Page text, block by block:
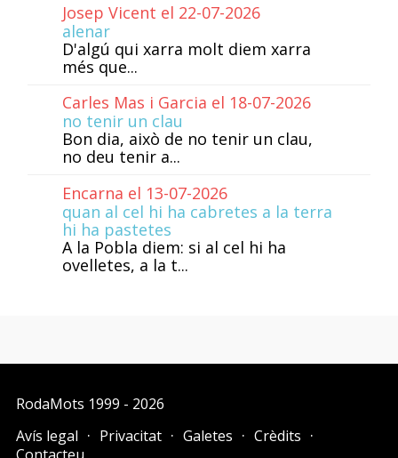
Josep Vicent el 22-07-2026
alenar
D'algú qui xarra molt diem xarra
més que...
Carles Mas i Garcia el 18-07-2026
no tenir un clau
Bon dia, això de no tenir un clau,
no deu tenir a...
Encarna el 13-07-2026
quan al cel hi ha cabretes a la terra
hi ha pastetes
A la Pobla diem: si al cel hi ha
ovelletes, a la t...
RodaMots 1999 - 2026
Avís legal
Privacitat Galetes
Crèdits